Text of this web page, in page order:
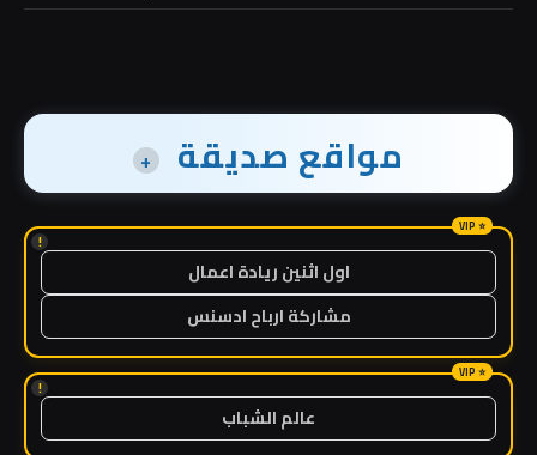
مواقع صديقة +
!
اول اثنين ريادة اعمال
مشاركة ارباح ادسنس
!
عالم الشباب